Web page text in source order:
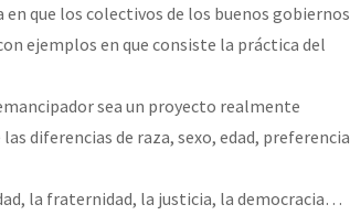
que los colectivos de los buenos gobiernos
ejemplos en que consiste la práctica del
sea un proyecto realmente
diferencias de raza, sexo, edad, preferencia
la fraternidad, la justicia, la democracia…